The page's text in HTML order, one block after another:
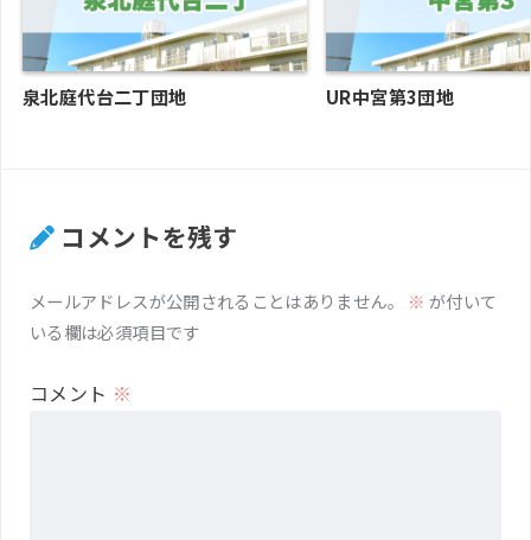
泉北庭代台二丁団地 UR中宮第3団地
コメントを残す
メールアドレスが公開されることはありません。 ※ が付いて
いる欄は必須項目です
コメント ※